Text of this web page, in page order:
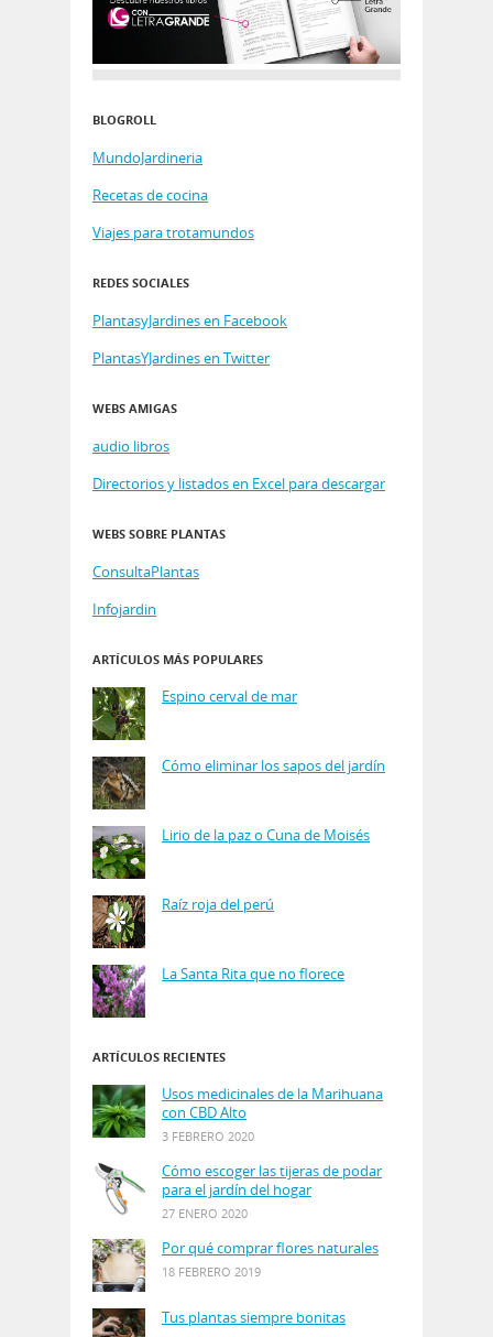
BLOGROLL
MundoJardineria
Recetas de cocina
Viajes para trotamundos
REDES SOCIALES
PlantasyJardines en Facebook
PlantasYJardines en Twitter
WEBS AMIGAS
audio libros
Directorios y listados en Excel para descargar
WEBS SOBRE PLANTAS
ConsultaPlantas
Infojardin
ARTÍCULOS MÁS POPULARES
Espino cerval de mar
Cómo eliminar los sapos del jardín
Lirio de la paz o Cuna de Moisés
Raíz roja del perú
La Santa Rita que no florece
ARTÍCULOS RECIENTES
Usos medicinales de la Marihuana
con CBD Alto
3 FEBRERO 2020
Cómo escoger las tijeras de podar
para el jardín del hogar
27 ENERO 2020
Por qué comprar flores naturales
18 FEBRERO 2019
Tus plantas siempre bonitas